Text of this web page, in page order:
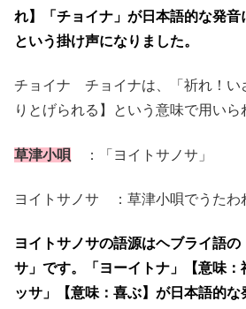
れ】「チョイナ」が日本語的な発音
という掛け声になりました。
チョイナ チョイナは、「祈れ！い
りとげられる】という意味で用いら
草津小唄 ：「ヨイトサノサ」
ヨイトサノサ ：草津小唄でうたわ
ヨイトサノサの語源はヘブライ語
サ」です。「ヨーイトナ」【意味
ッサ」【意味：喜ぶ】が日本語的な